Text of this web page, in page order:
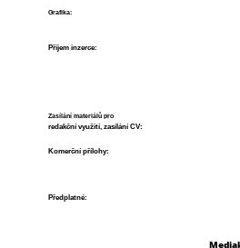
Grafika:
Příjem inzerce:
Zasílání materiálů pro
redakční využití, zasílání CV:
Komerční přílohy:
Předplatné: